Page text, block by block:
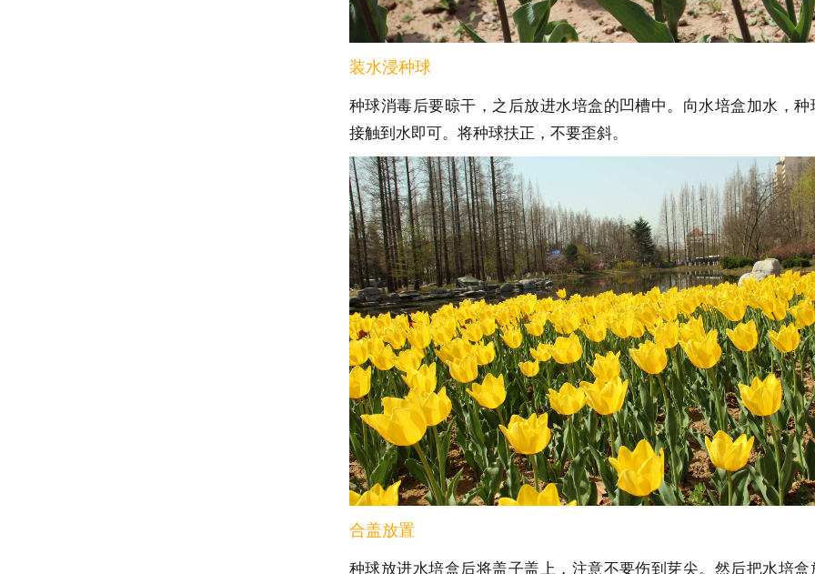
装水浸种球
种球消毒后要晾干，之后放进水培盒的凹槽中。向水培盒加水，种
接触到水即可。将种球扶正，不要歪斜。
合盖放置
种球放进水培盒后将盖子盖上，注意不要伤到芽尖。然后把水培盒